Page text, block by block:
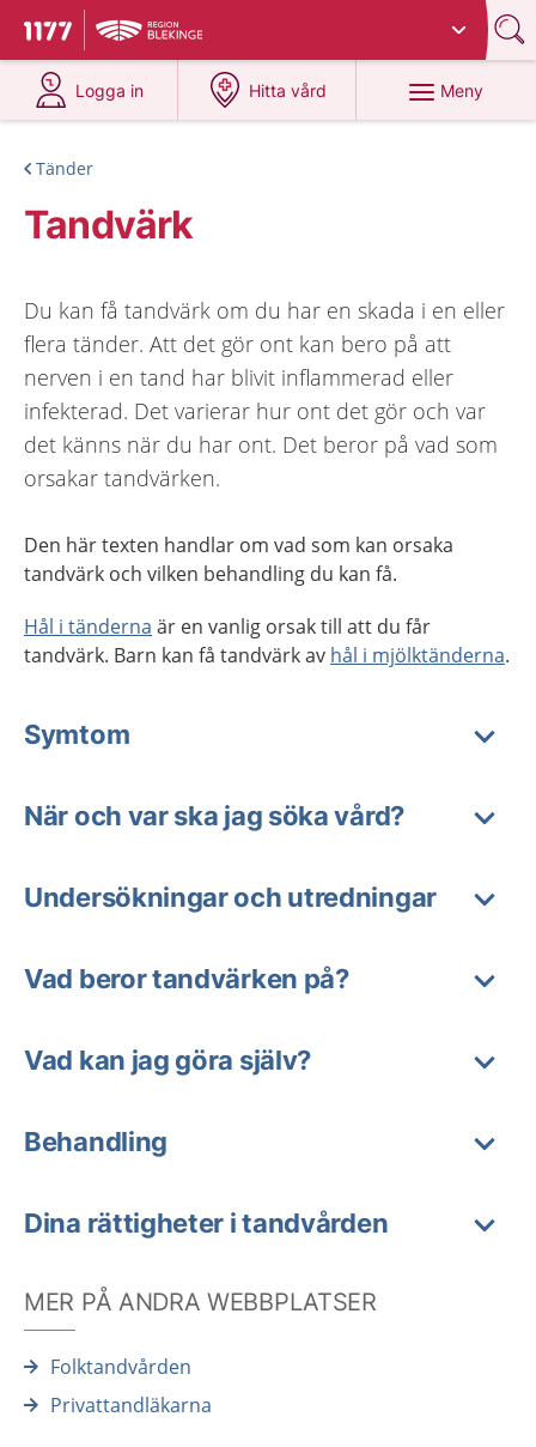
Till startsidan för 1177
Du har valt region
Logga in
på 1177.se
Hitta vård
på 1177.se
Meny
Tänder
Tandvärk
Du kan få tandvärk om du har en skada i en eller
flera tänder. Att det gör ont kan bero på att
nerven i en tand har blivit inflammerad eller
infekterad. Det varierar hur ont det gör och var
det känns när du har ont. Det beror på vad som
orsakar tandvärken.
Den här texten handlar om vad som kan orsaka
tandvärk och vilken behandling du kan få.
Hål i tänderna är en vanlig orsak till att du får
tandvärk. Barn kan få tandvärk av hål i mjölktänderna.
Symtom
När och var ska jag söka vård?
Undersökningar och utredningar
Vad beror tandvärken på?
Vad kan jag göra själv?
Behandling
Dina rättigheter i tandvården
MER PÅ ANDRA WEBBPLATSER
Folktandvården
Privattandläkarna